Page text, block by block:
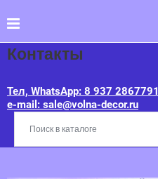
Контакты
Тел, WhatsApp: 8 937 2867791
e-mail: sale@volna-decor.ru